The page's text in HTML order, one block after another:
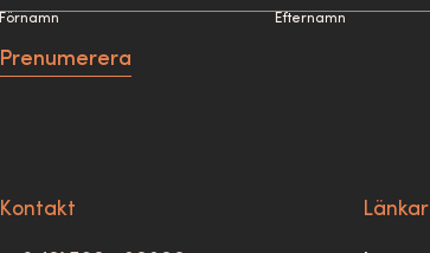
Förnamn Efternamn
Prenumerera
Kontakt Länkar